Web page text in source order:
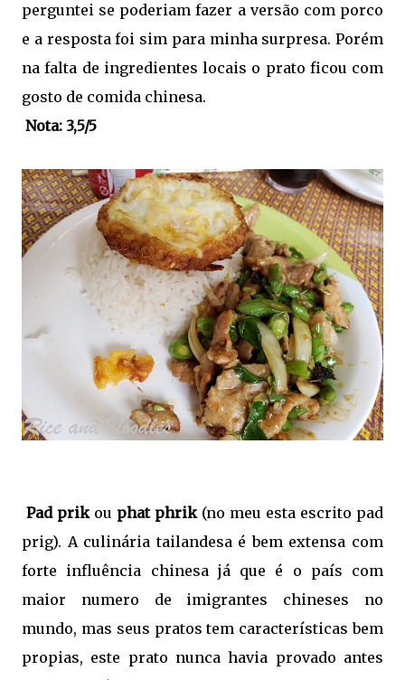
perguntei se poderiam fazer a versão com porco
e a resposta foi sim para minha surpresa. Porém
na falta de ingredientes locais o prato ficou com
gosto de comida chinesa.
Nota: 3,5/5
Pad prikou phat phrik(no meu esta escrito pad
prig). A culinária tailandesa é bem extensa com
forte influência chinesa já que é o país com
maior numero de imigrantes chineses no
mundo, mas seus pratos tem características bem
propias, este prato nunca havia provado antes